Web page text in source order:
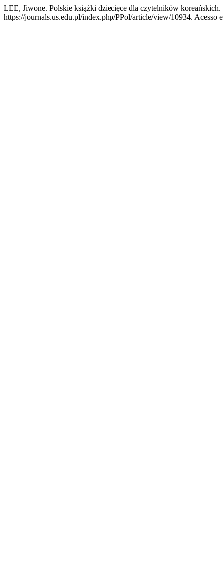
LEE, Jiwone. Polskie książki dziecięce dla czytelników koreańskich.
https://journals.us.edu.pl/index.php/PPol/article/view/10934. Acesso